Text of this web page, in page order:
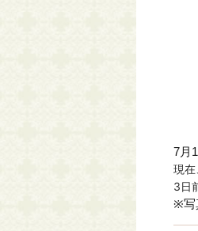
7月
現在
3日
※写